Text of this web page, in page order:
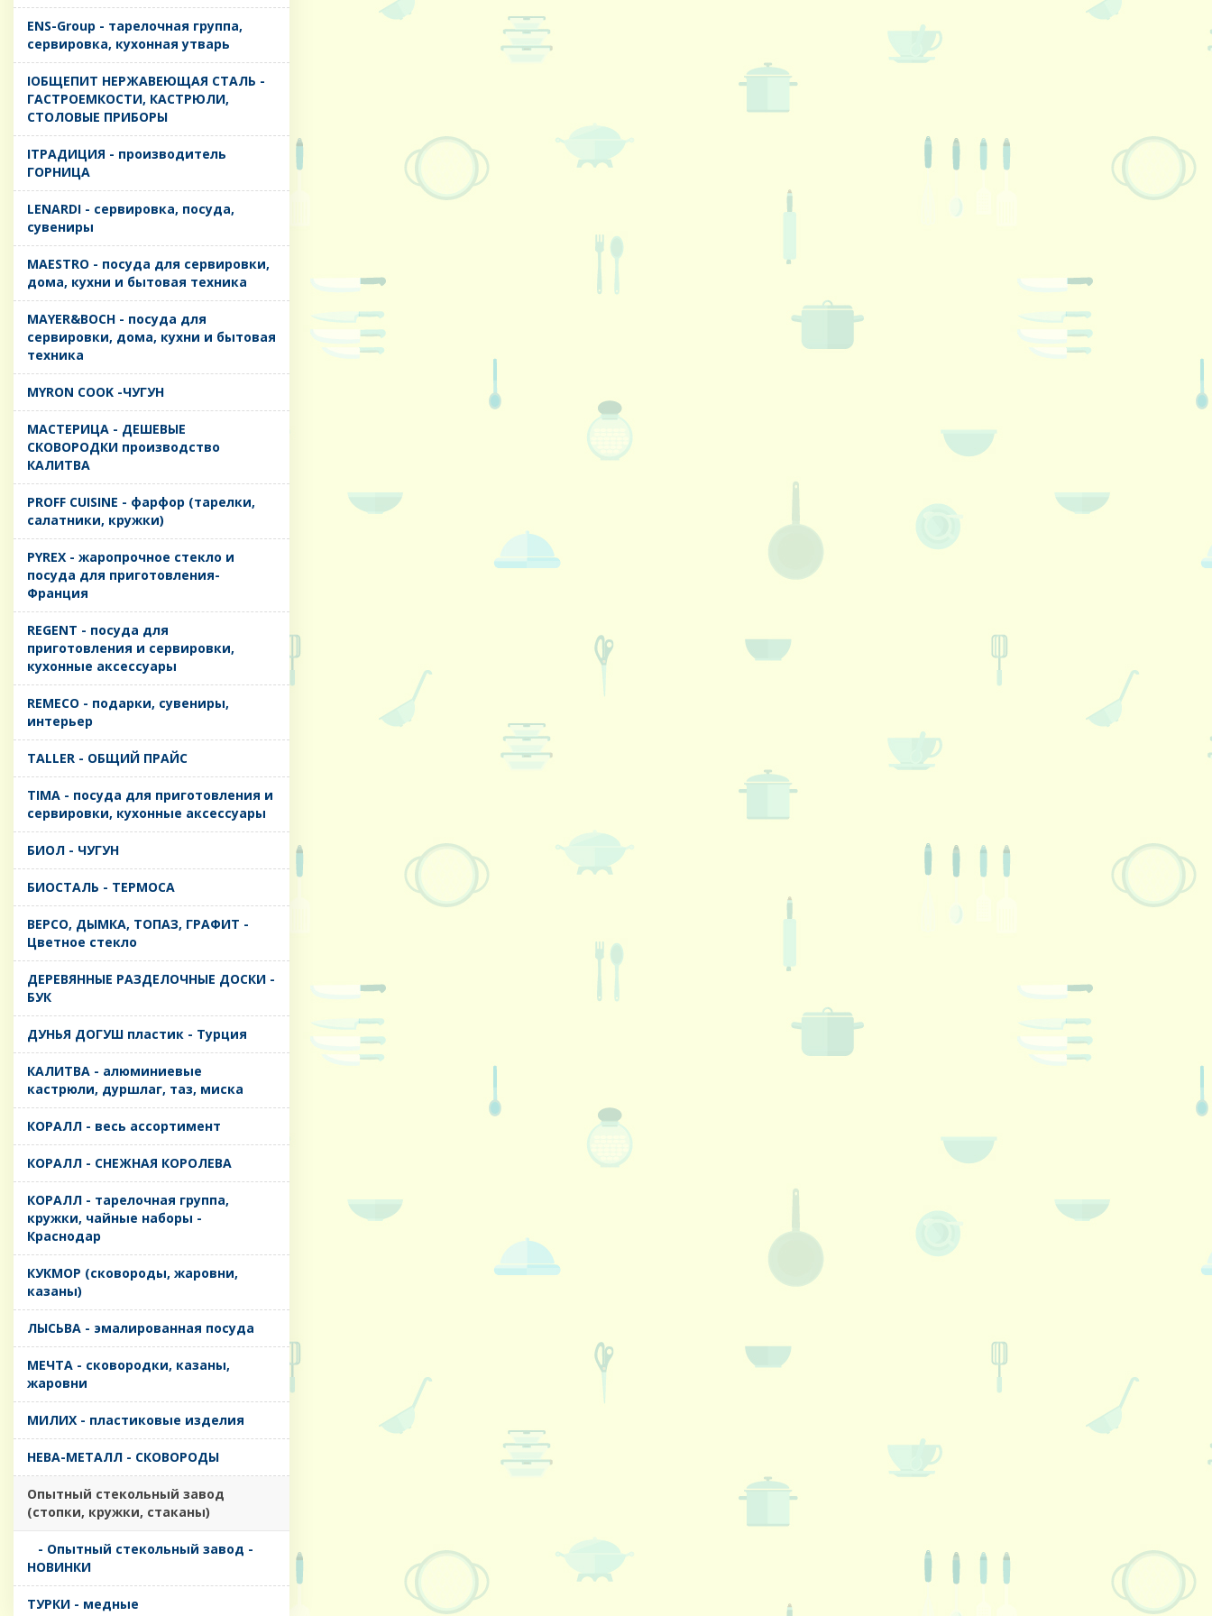
ENS-Group - тарелочная группа,
сервировка, кухонная утварь
IОБЩЕПИТ НЕРЖАВЕЮЩАЯ СТАЛЬ -
ГАСТРОЕМКОСТИ, КАСТРЮЛИ,
СТОЛОВЫЕ ПРИБОРЫ
IТРАДИЦИЯ - производитель
ГОРНИЦА
LENARDI - сервировка, посуда,
сувениры
MAESTRO - посуда для сервировки,
дома, кухни и бытовая техника
MAYER&BOCH - посуда для
сервировки, дома, кухни и бытовая
техника
MYRON COOK -ЧУГУН
MАСТЕРИЦА - ДЕШЕВЫЕ
СКОВОРОДКИ производство
КАЛИТВА
PROFF CUISINE - фарфор (тарелки,
салатники, кружки)
PYREX - жаропрочное стекло и
посуда для приготовления-
Франция
REGENT - посуда для
приготовления и сервировки,
кухонные аксессуары
REMECO - подарки, сувениры,
интерьер
TALLER - ОБЩИЙ ПРАЙС
TIMA - посуда для приготовления и
сервировки, кухонные аксессуары
БИОЛ - ЧУГУН
БИОСТАЛЬ - ТЕРМОСА
ВЕРСО, ДЫМКА, ТОПАЗ, ГРАФИТ -
Цветное стекло
ДЕРЕВЯННЫЕ РАЗДЕЛОЧНЫЕ ДОСКИ -
БУК
ДУНЬЯ ДОГУШ пластик - Турция
КАЛИТВА - алюминиевые
кастрюли, дуршлаг, таз, миска
КОРАЛЛ - весь ассортимент
КОРАЛЛ - СНЕЖНАЯ КОРОЛЕВА
КОРАЛЛ - тарелочная группа,
кружки, чайные наборы -
Краснодар
КУКМОР (сковороды, жаровни,
казаны)
ЛЫСЬВА - эмалированная посуда
МЕЧТА - сковородки, казаны,
жаровни
МИЛИХ - пластиковые изделия
НЕВА-МЕТАЛЛ - СКОВОРОДЫ
Опытный стекольный завод
(стопки, кружки, стаканы)
- Опытный стекольный завод -
НОВИНКИ
ТУРКИ - медные